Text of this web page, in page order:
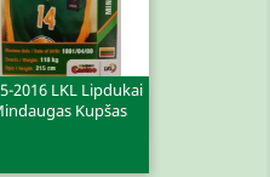
2016 LKL Lipdukai
Kupšas
Greita peržiūra